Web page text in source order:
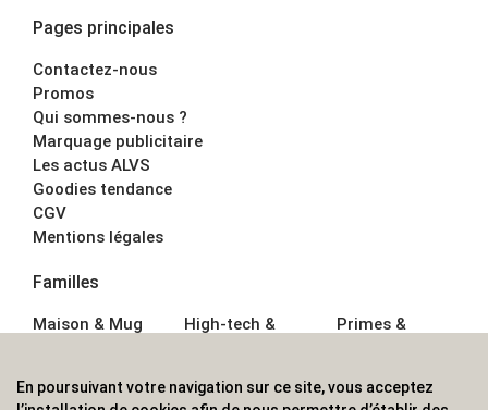
Pages principales
Contactez-nous
Promos
Qui sommes-nous ?
Marquage publicitaire
Les actus ALVS
Goodies tendance
CGV
Mentions légales
Familles
Maison & Mug
Écriture
High-tech &
Sport &
Primes &
Boisson
En poursuivant votre navigation sur ce site, vous acceptez